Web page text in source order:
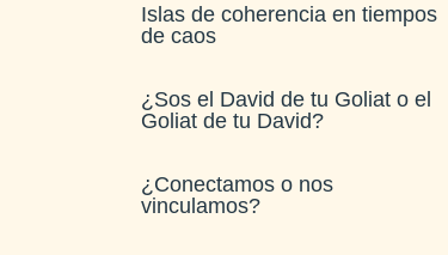
Islas de coherencia en tiempos
de caos
¿Sos el David de tu Goliat o el
Goliat de tu David?
¿Conectamos o nos
vinculamos?